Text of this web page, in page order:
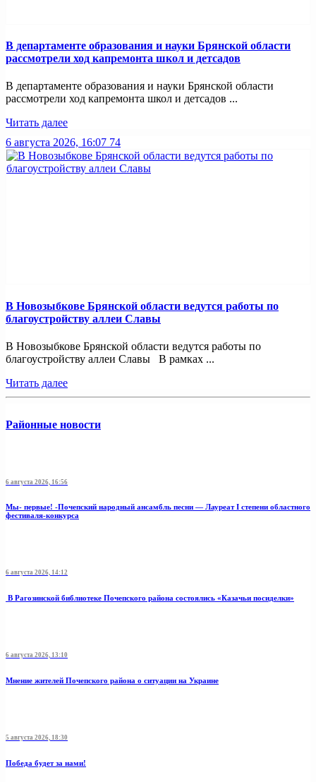
В департаменте образования и науки Брянской области
рассмотрели ход капремонта школ и детсадов
В департаменте образования и науки Брянской области
рассмотрели ход капремонта школ и детсадов ...
Читать далее
6 августа 2026, 16:07 74
В Новозыбкове Брянской области ведутся работы по
благоустройству аллеи Славы
В Новозыбкове Брянской области ведутся работы по
благоустройству аллеи Славы В рамках ...
Читать далее
Районные новости
6 августа 2026, 16:56
Мы- первые! -Почепский народный ансамбль песни — Лауреат I степени областного
фестиваля-конкурса
6 августа 2026, 14:12
В Рагозинской библиотеке Почепского района состоялись «Казачьи посиделки»
6 августа 2026, 13:10
Мнение жителей Почепского района о ситуации на Украине
5 августа 2026, 18:30
Победа будет за нами!